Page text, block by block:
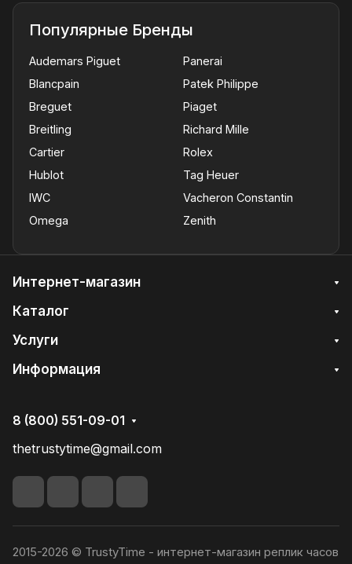
Популярные Бренды
Audemars Piguet
Blancpain
Breguet
Breitling
Cartier
Hublot
IWC
Omega
Panerai
Patek Philippe
Piaget
Richard Mille
Rolex
Tag Heuer
Vacheron Constantin
Zenith
Интернет-магазин
Каталог
Услуги
Информация
8 (800) 551-09-01
thetrustytime@gmail.com
2015-2026 © TrustyTime - интернет-магазин реплик часов